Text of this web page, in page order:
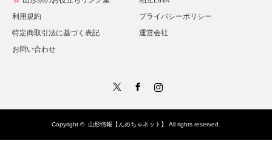
利用規約
プライバシーポリシー
特定商取引法に基づく表記
運営会社
お問い合わせ
Instagram
Copyright © 山形情報【んめちゃネット】 All rights reserved.